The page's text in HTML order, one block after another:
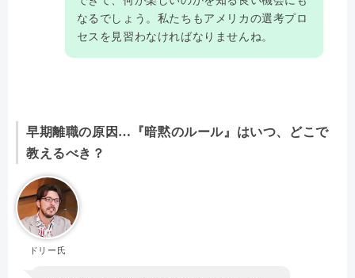
なるでしょう。私たちもアメリカの選考プロ
セスを見習わなければなりませんね。
早期離職の原因…『暗黙のルール』はいつ、どこで
教えるべき？
ドリー氏